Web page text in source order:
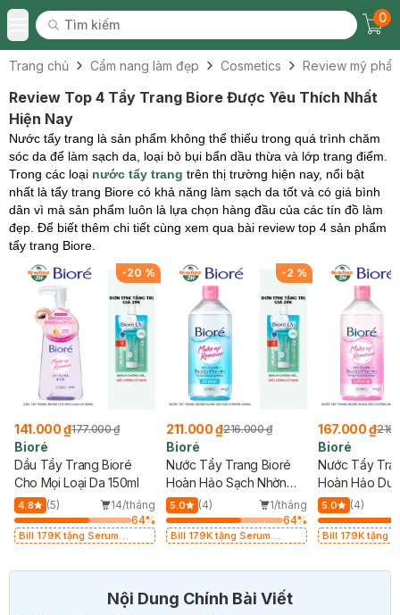
Toggle Menu
Tìm kiếm
Tìm kiếm
0
Trang chủ Cẩm nang làm đẹp Cosmetics Review mỹ
Review Top 4 Tẩy Trang Biore Được Yêu Thích Nhất
Hiện Nay
Nước tẩy trang là sản phẩm không thể thiếu trong quá trình chăm
sóc da để làm sạch da, loại bỏ bụi bẩn dầu thừa và lớp trang điểm.
Trong các loại nước tẩy trang trên thị trường hiện nay, nổi bật
nhất là tẩy trang Biore có khả năng làm sạch da tốt và có giá bình
dân vì mà sản phẩm luôn là lựa chọn hàng đầu của các tín đồ làm
đẹp. Để biết thêm chi tiết cùng xem qua bài review top 4 sản phẩm
tẩy trang Biore.
-20 %
141.000 ₫177.000 ₫
Bioré
Dầu Tẩy Trang Bioré
Cho Mọi Loại Da 150ml
4.8 (5)
14/tháng
64%
Bill 179K tặng Serum
-2 %
211.000 ₫216.000 ₫
Bioré
Nước Tẩy Trang Bioré
Hoàn Hảo Sạch Nhờn
400ml
5.0 (4)
1/tháng
64%
Bill 179K tặng Serum
167.000 ₫
Bioré
Nước Tẩy
Hoàn Hảo
400ml
5.0 (4)
Bill 179K tặng
Nội Dung Chính Bài Viết